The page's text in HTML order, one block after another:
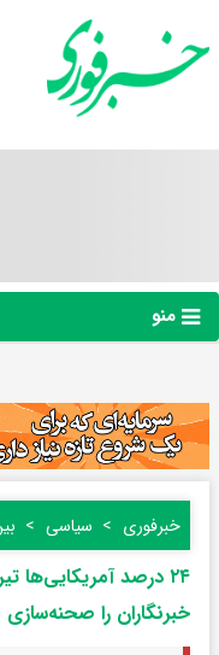
منو
خبرفوری سیاسی
۲۴ درصد آمریکایی‌ها
خبرنگاران را